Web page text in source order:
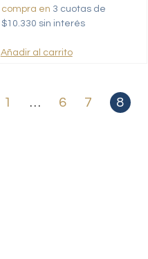
compra en 3 cuotas de
$10.330 sin interés
Añadir al carrito
1 … 6 7 8